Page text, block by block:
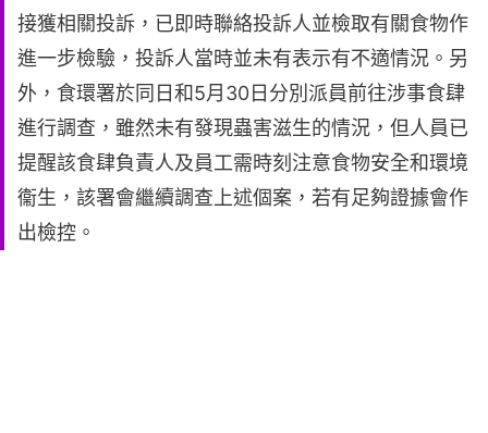
接獲相關投訴，已即時聯絡投訴人並檢取有關食物作
進一步檢驗，投訴人當時並未有表示有不適情況。另
外，食環署於同日和5月30日分別派員前往涉事食肆
進行調查，雖然未有發現蟲害滋生的情況，但人員已
提醒該食肆負責人及員工需時刻注意食物安全和環境
衞生，該署會繼續調查上述個案，若有足夠證據會作
出檢控。